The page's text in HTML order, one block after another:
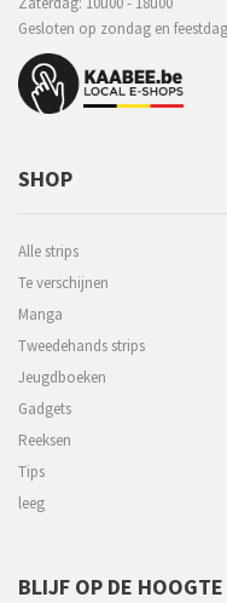
Gesloten op zondag en
SHOP
Alle strips
Te verschijnen
Manga
Tweedehands strips
Jeugdboeken
Gadgets
Reeksen
Tips
leeg
BLIJF OP DE HOOGTE